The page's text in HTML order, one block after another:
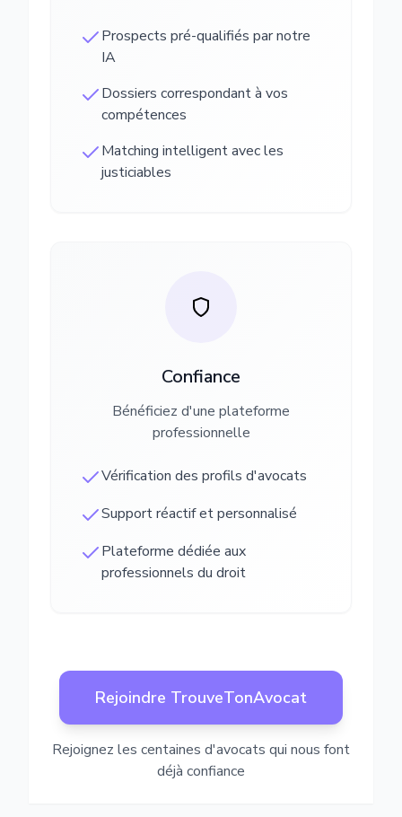
Prospects pré-qualifiés par notre
IA
Dossiers correspondant à vos
compétences
Matching intelligent avec les
justiciables
Confiance
Bénéficiez d'une plateforme
professionnelle
Vérification des profils d'avocats
Support réactif et personnalisé
Plateforme dédiée aux
professionnels du droit
Rejoindre TrouveTonAvocat
Rejoignez les centaines d'avocats qui nous font
déjà confiance